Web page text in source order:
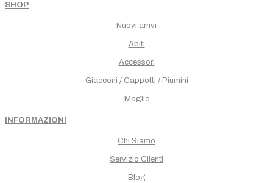
SHOP
Nuovi arrivi
Abiti
Accessori
Giacconi / Cappotti / Piumini
Maglie
INFORMAZIONI
Chi Siamo
Servizio Clienti
Blog